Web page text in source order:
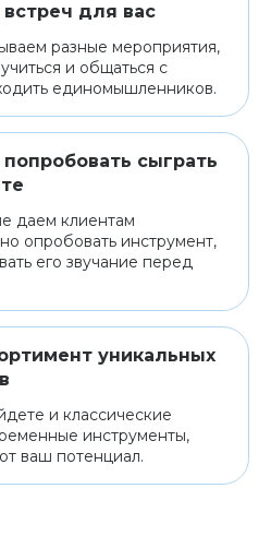
для вас
разные мероприятия,
и общаться с
единомышленников.
сыграть
даем клиентам
опробовать инструмент,
его звучание перед
уникальных
и классические
инструменты,
ваш потенциал.